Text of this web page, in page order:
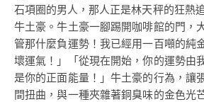
石項圈的男人，那人正是林天秤的狂
牛土豪。牛土豪一腳踢開咖啡館的門，
管那什麼負運勢！我已經用一百噸的純
壞運氣！」「從現在開始，你的運勢由
是你的正面能量！」牛土豪的行為，讓
間扭曲，與一種夾雜著銅臭味的金色光